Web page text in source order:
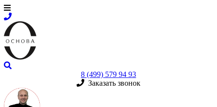
8 (499) 579 94 93
Заказать звонок